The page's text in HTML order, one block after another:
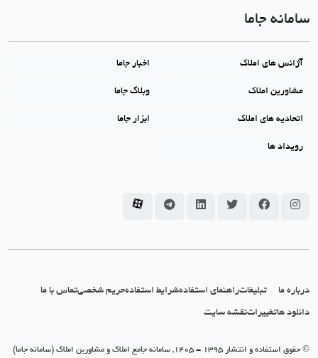
سامانه جاما
آژانس های املاک اخبار جاما
مشاورین املاک وبلاگ جاما
اتحادیه های املاک ابزار جاما
رویداد ها
سامانه جاما در اینستاگرام
سامانه جاما در فیسبوک
سامانه جاما در توئیتر
سامانه جاما در لینکداین
سامانه جاما در تلگرام
سامانه جاما در آپارات
درباره ما تبلیغاتراهنمای استفادهشرایط استفادهحریم شخصیتماس با ما
دانلود هاتغییراتنقشه سایت
© حقوق استفاده و انتشار 1395 - 1405, سامانه جامع املاک و مشاورین املاک (سامانه جاما)